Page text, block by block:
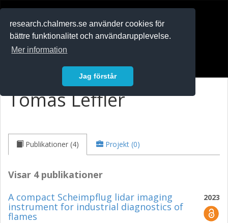
research.chalmers.se använder cookies för
bättre funktionalitet och användarupplevelse.
Mer information
Jag förstår
Tomas Leffler
Publikationer (4) Projekt (0)
Visar 4 publikationer
2023
A compact Scheimpflug lidar imaging
instrument for industrial diagnostics of
flames